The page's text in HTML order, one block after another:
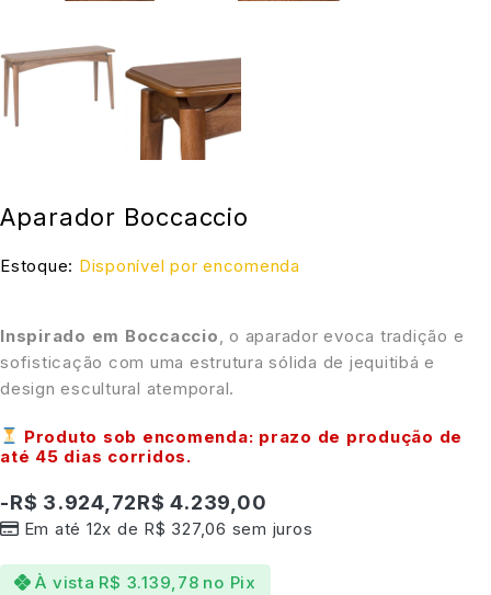
Aparador Boccaccio
Estoque: Disponível por encomenda
Inspirado em Boccaccio , o aparador evoca tradição e
sofisticação com uma estrutura sólida de jequitibá e
design escultural atemporal.
Produto sob encomenda: prazo de produção de
até 45 dias corridos.
R$ 3.924,72
- R$ 4.239,00
Em até 12x de R$ 327,06 sem juros
À vista R$ 3.139,78 no Pix